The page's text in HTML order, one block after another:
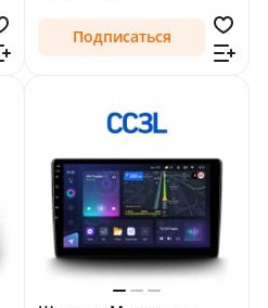
Подписаться